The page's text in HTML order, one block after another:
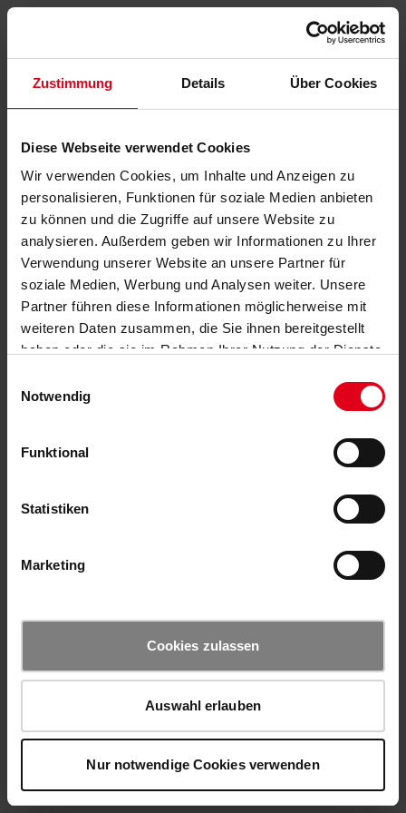
Zustimmung Details Über Cookies
Diese Webseite verwendet Cookies
Wir verwenden Cookies, um Inhalte und Anzeigen zu
personalisieren, Funktionen für soziale Medien anbieten
zu können und die Zugriffe auf unsere Website zu
analysieren. Außerdem geben wir Informationen zu Ihrer
Verwendung unserer Website an unsere Partner für
soziale Medien, Werbung und Analysen weiter. Unsere
Partner führen diese Informationen möglicherweise mit
weiteren Daten zusammen, die Sie ihnen bereitgestellt
haben oder die sie im Rahmen Ihrer Nutzung der Dienste
Notwendig
Funktional
Statistiken
Marketing
Cookies zulassen
Auswahl erlauben
Nur notwendige Cookies verwenden